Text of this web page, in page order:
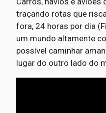
traçando rotas que
fora, 24 horas por dia
um mundo altamente
possível caminhar
lugar do outro lado do